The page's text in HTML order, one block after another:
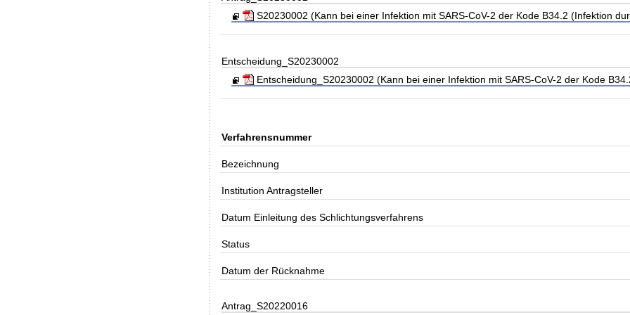
S20230002 (Kann bei einer Infektion mit SARS-CoV-2 der Kode B34.2 (Infektion
Entscheidung_S20230002
Entscheidung_S20230002 (Kann bei einer Infektion mit SARS-CoV-2 der Kode
Verfahrensnummer
Bezeichnung
Institution Antragsteller
Datum Einleitung des Schlichtungsverfahrens
Status
Datum der Rücknahme
Antrag_S20220016